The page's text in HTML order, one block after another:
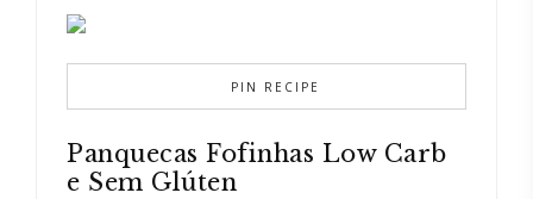
PIN RECIPE
Panquecas Fofinhas Low Carb
e Sem Glúten